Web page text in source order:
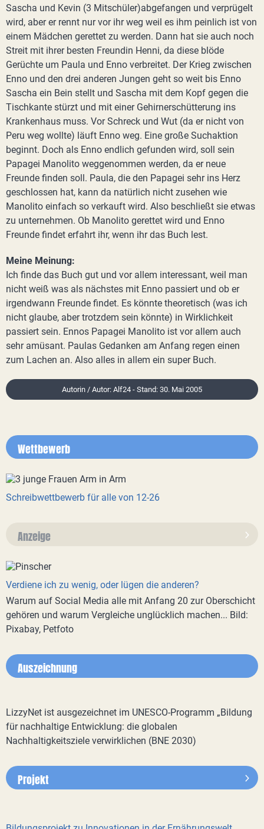
Sascha und Kevin (3 Mitschüler)abgefangen und verprügelt
wird, aber er rennt nur vor ihr weg weil es ihm peinlich ist von
einem Mädchen gerettet zu werden. Dann hat sie auch noch
Streit mit ihrer besten Freundin Henni, da diese blöde
Gerüchte um Paula und Enno verbreitet. Der Krieg zwischen
Enno und den drei anderen Jungen geht so weit bis Enno
Sascha ein Bein stellt und Sascha mit dem Kopf gegen die
Tischkante stürzt und mit einer Gehirnerschütterung ins
Krankenhaus muss. Vor Schreck und Wut (da er nicht von
Peru weg wollte) läuft Enno weg. Eine große Suchaktion
beginnt. Doch als Enno endlich gefunden wird, soll sein
Papagei Manolito weggenommen werden, da er neue
Freunde finden soll. Paula, die den Papagei sehr ins Herz
geschlossen hat, kann da natürlich nicht zusehen wie
Manolito einfach so verkauft wird. Also beschließt sie etwas
zu unternehmen. Ob Manolito gerettet wird und Enno
Freunde findet erfahrt ihr, wenn ihr das Buch lest.
Meine Meinung:
Ich finde das Buch gut und vor allem interessant, weil man
nicht weiß was als nächstes mit Enno passiert und ob er
irgendwann Freunde findet. Es könnte theoretisch (was ich
nicht glaube, aber trotzdem sein könnte) in Wirklichkeit
passiert sein. Ennos Papagei Manolito ist vor allem auch
sehr amüsant. Paulas Gedanken am Anfang regen einen
zum Lachen an. Also alles in allem ein super Buch.
Autorin / Autor: Alf24 - Stand: 30. Mai 2005
Wettbewerb
Schreibwettbewerb für alle von 12-26
Anzeige
Verdiene ich zu wenig, oder lügen die anderen?
Warum auf Social Media alle mit Anfang 20 zur Oberschicht
gehören und warum Vergleiche unglücklich machen... Bild:
Pixabay, Petfoto
Auszeichnung
LizzyNet ist ausgezeichnet im UNESCO-Programm „Bildung
für nachhaltige Entwicklung: die globalen
Nachhaltigkeitsziele verwirklichen (BNE 2030)
Projekt